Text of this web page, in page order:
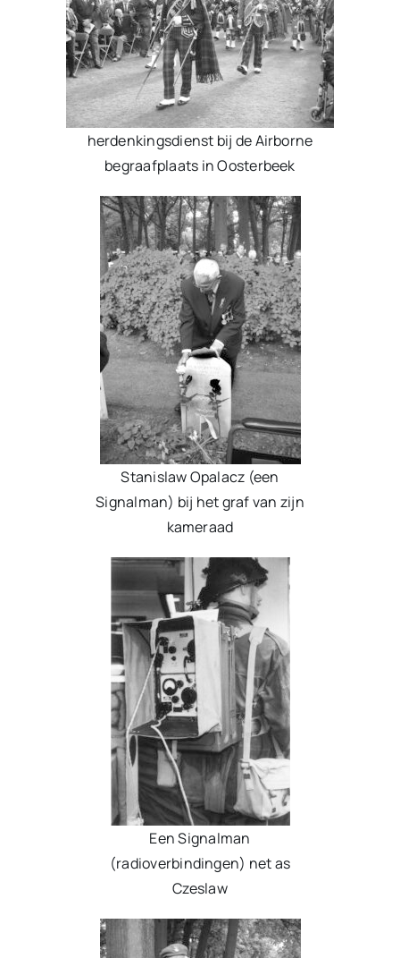
herdenkingsdienst bij de Airborne
begraafplaats in Oosterbeek
Stanislaw Opalacz (een
Signalman) bij het graf van zijn
kameraad
Een Signalman
(radioverbindingen) net as
Czeslaw